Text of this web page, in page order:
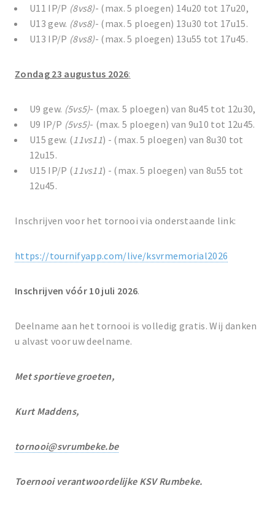
U11 IP/P (8vs8)- (max. 5 ploegen) 14u20 tot 17u20,
U13 gew. (8vs8)- (max. 5 ploegen) 13u30 tot 17u15.
U13 IP/P (8vs8)- (max. 5 ploegen) 13u55 tot 17u45.
Zondag 23 augustus 2026:
U9 gew. (5vs5)- (max. 5 ploegen) van 8u45 tot 12u30,
U9 IP/P (5vs5)- (max. 5 ploegen) van 9u10 tot 12u45.
U15 gew. (11vs11) - (max. 5 ploegen) van 8u30 tot
12u15.
U15 IP/P (11vs11) - (max. 5 ploegen) van 8u55 tot
12u45.
Inschrijven voor het tornooi via onderstaande link:
https://tournifyapp.com/live/ksvrmemorial2026
Inschrijven vóór 10 juli 2026.
Deelname aan het tornooi is volledig gratis. Wij danken
u alvast voor uw deelname.
Met sportieve groeten,
Kurt Maddens,
tornooi@svrumbeke.be
Toernooi verantwoordelijke KSV Rumbeke.